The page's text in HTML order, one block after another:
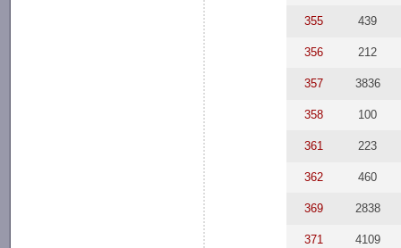
355 439
356 212
357 3836
358 100
361 223
362 460
369 2838
371 4109